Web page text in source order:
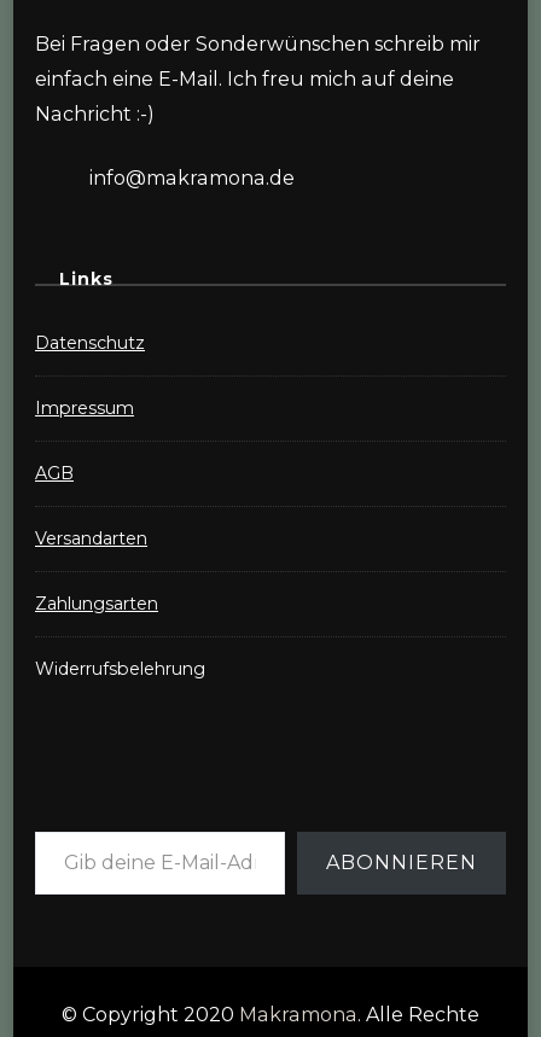
Bei Fragen oder Sonderwünschen schreib mir
einfach eine E-Mail. Ich freu mich auf deine
Nachricht :-)
info@makramona.de
Links
Datenschutz
Impressum
AGB
Versandarten
Zahlungsarten
Widerrufsbelehrung
Gib deine E-Mail-Adresse ein ...
ABONNIEREN
© Copyright 2020 Makramona. Alle Rechte